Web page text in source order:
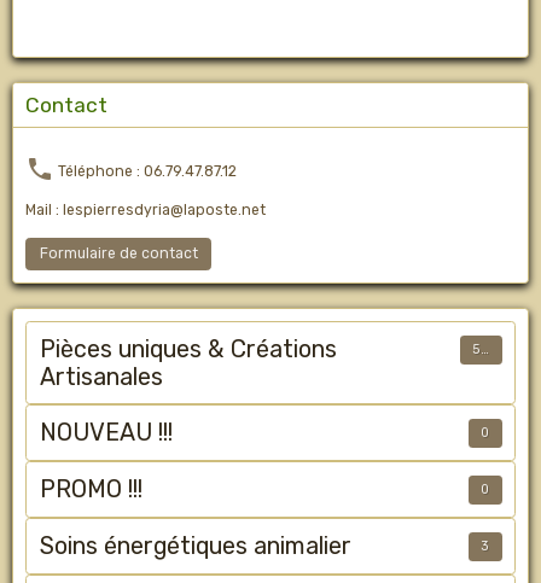
Contact
Téléphone : 06.79.47.87.12
Mail : lespierresdyria@laposte.net
Formulaire de contact
Pièces uniques & Créations
Artisanales
NOUVEAU !!! 0
PROMO !!! 0
Soins énergétiques animalier 3